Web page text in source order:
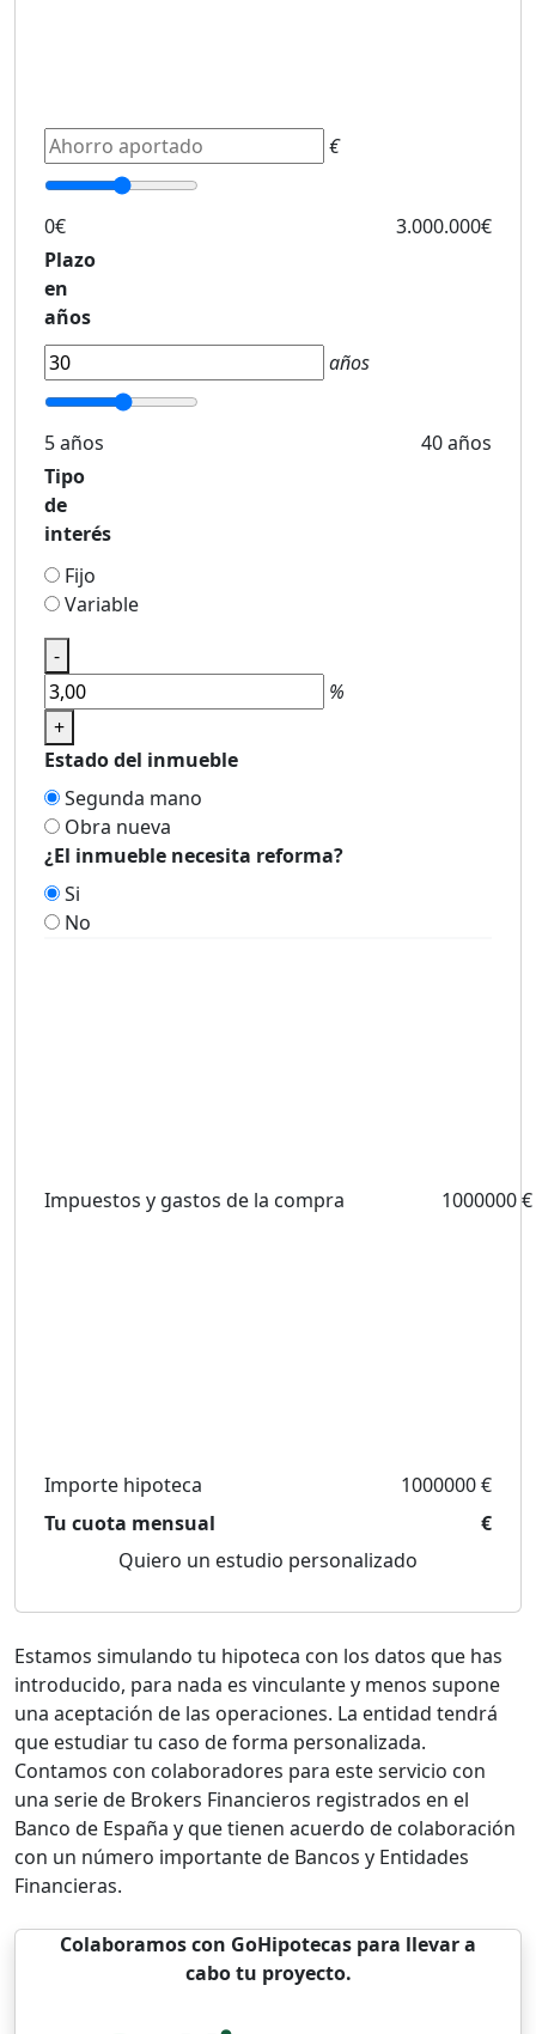
€
0€
3.000.000€
Plazo
en
años
años
5 años
40 años
Tipo
de
interés
Fijo
Variable
-
%
+
Estado del inmueble
Segunda mano
Obra nueva
¿El inmueble necesita reforma?
Si
No
Impuestos y gastos de la compra 1000000 €
Importe hipoteca
1000000 €
Tu cuota mensual
€
Quiero un estudio personalizado
Estamos simulando tu hipoteca con los datos que has
introducido, para nada es vinculante y menos supone
una aceptación de las operaciones. La entidad tendrá
que estudiar tu caso de forma personalizada.
Contamos con colaboradores para este servicio con
una serie de Brokers Financieros registrados en el
Banco de España y que tienen acuerdo de colaboración
con un número importante de Bancos y Entidades
Financieras.
Colaboramos con GoHipotecas para llevar a
cabo tu proyecto.